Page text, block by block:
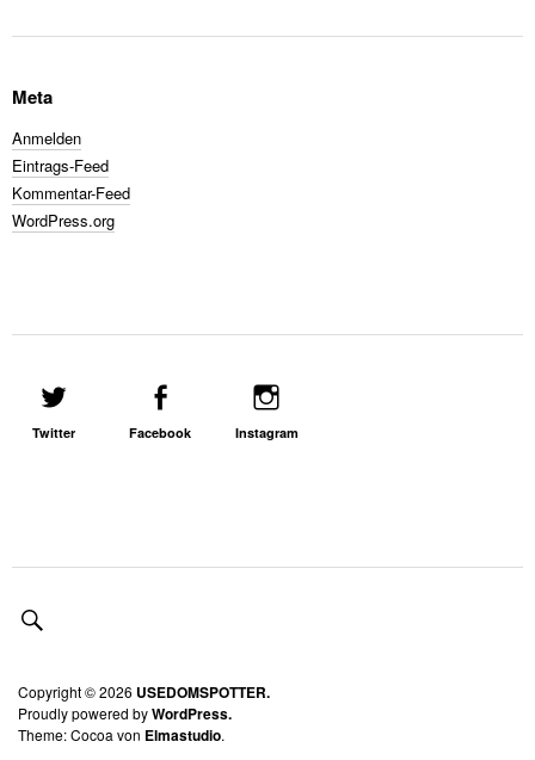
Meta
Anmelden
Eintrags-Feed
Kommentar-Feed
WordPress.org
Twitter Facebook Instagram
Copyright © 2026 USEDOMSPOTTER.
Proudly powered byWordPress.
Theme: Cocoa von Elmastudio.